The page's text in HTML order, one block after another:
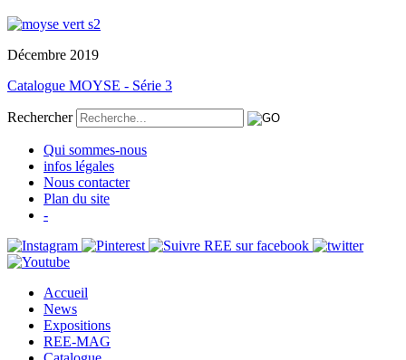
Décembre 2019
Catalogue MOYSE - Série 3
Rechercher
Qui sommes-nous
infos légales
Nous contacter
Plan du site
-
Accueil
News
Expositions
REE-MAG